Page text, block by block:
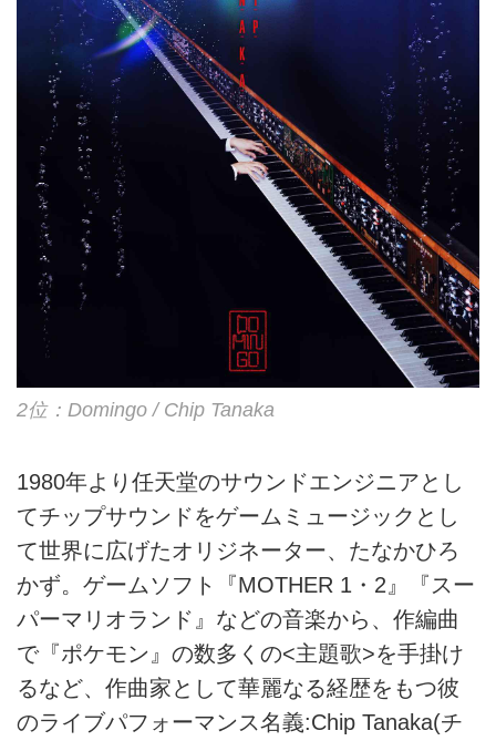
your desire」「Song I am.」など
全12曲を収録。...
2位：Domingo / Chip Tanaka
1980年より任天堂のサウンドエンジニアとし
てチップサウンドをゲームミュージックとし
て世界に広げたオリジネーター、たなかひろ
かず。ゲームソフト『MOTHER 1・2』『スー
パーマリオランド』などの音楽から、作編曲
で『ポケモン』の数多くの<主題歌>を手掛け
るなど、作曲家として華麗なる経歴をもつ彼
のライブパフォーマンス名義:Chip Tanaka(チ